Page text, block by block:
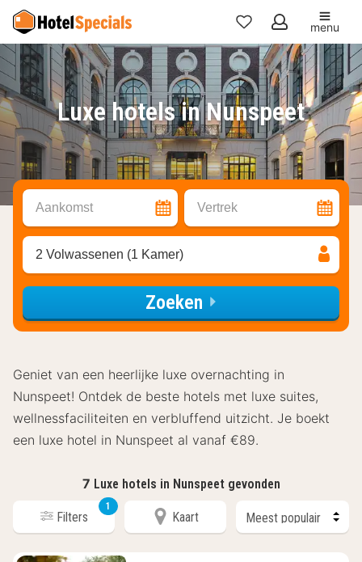
Mijn
favorieten
menu
Luxe hotels in Nunspeet
Aankomst Vertrek
2 Volwassenen (1 Kamer)
Zoeken
Geniet van een heerlijke luxe overnachting in
Nunspeet! Ontdek de beste hotels met luxe suites,
wellnessfaciliteiten en verbluffend uitzicht. Je boekt
een luxe hotel in Nunspeet al vanaf €89.
7 Luxe hotels in Nunspeet gevonden
Filters
1
Kaart